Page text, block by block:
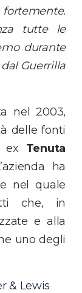
tutte le
durante
Guerrilla
nel 2003,
delle fonti
ex Tenuta
ha
nel quale
che, in
e alla
uno degli
& Lewis